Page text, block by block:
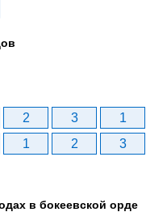
2 3
1
1 2
3
в бокеевской орде